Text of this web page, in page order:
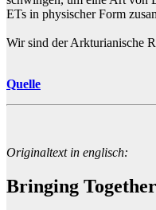
ETs in physischer Form
Wir sind der Arkturianische
Quelle
Originaltext in englisch:
Bringing